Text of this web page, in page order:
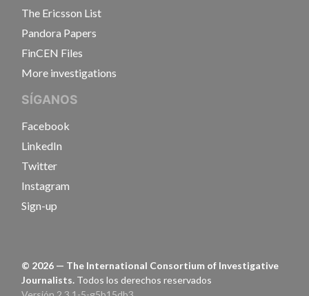
The Ericsson List
Pandora Papers
FinCEN Files
More investigations
SÍGANOS
Facebook
LinkedIn
Twitter
Instagram
Sign-up
© 2026 — The International Consortium of Investigative
Journalists. Todos los derechos reservados